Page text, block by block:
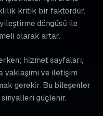
kritik bir faktördür.
döngüsü ile
olarak artar.
hizmet sayfaları,
yaklaşımı ve iletişim
gerekir. Bu bileşenler
sinyalleri güçlenir.